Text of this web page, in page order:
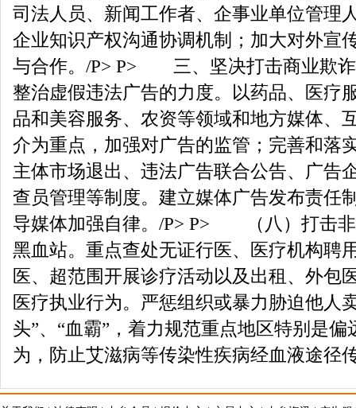
司法人员、新闻工作者、企事业单位管理
企业知识产权沟通协调机制；加大对外宣
与合作。/P> P> 三、坚决打击商业欺
整治虚假违法广告的力度。以药品、医疗
品和美容服务、农资等领域和地方媒体、
介为重点，加强对广告的监管；完善和落
主体市场退出、违法广告联合公告、广告
查员管理等制度。建立媒体广告发布责任
导媒体加强自律。/P> P> （八）打击非
黑血站。重点查处无证行医、医疗机构聘
医、超范围开展诊疗活动以及出租、外包
医疗执业行为。严惩组织或暴力胁迫他人
头”、“血霸”，着力规范重点地区特别是
为，防止艾滋病等传染性疾病经血液途径